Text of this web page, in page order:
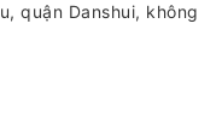
quận Danshui, không